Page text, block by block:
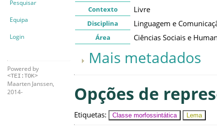
Pesquisar
Equipa
Login
Powered by
<TEI:TOK>
Maarten Janssen,
2014-
Contexto Livre
Disciplina Linguagem e
Área Ciências Sociais e
Mais metadados
Opções de
Etiquetas: Classe morfossintática Lema